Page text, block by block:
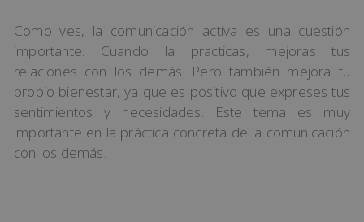
Como ves, la comunicación activa es una cuestión
importante. Cuando la practicas, mejoras tus
relaciones con los demás. Pero también mejora tu
propio bienestar, ya que es positivo que expreses tus
sentimientos y necesidades. Este tema es muy
importante en la práctica concreta de la comunicación
con los demás.